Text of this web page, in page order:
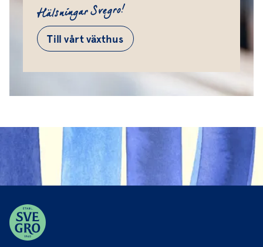
Hälsningar Svegro!
Till vårt växthus